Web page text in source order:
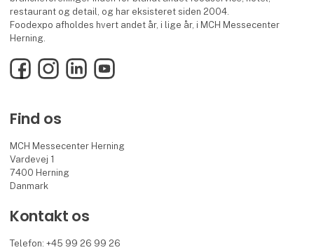
restaurant og detail, og har eksisteret siden 2004.
Foodexpo afholdes hvert andet år, i lige år, i MCH Messecenter
Herning.
FacebookInstagramLinkedInYouTube
Find os
MCH Messecenter Herning
Vardevej 1
7400 Herning
Danmark
Kontakt os
Telefon: +45 99 26 99 26